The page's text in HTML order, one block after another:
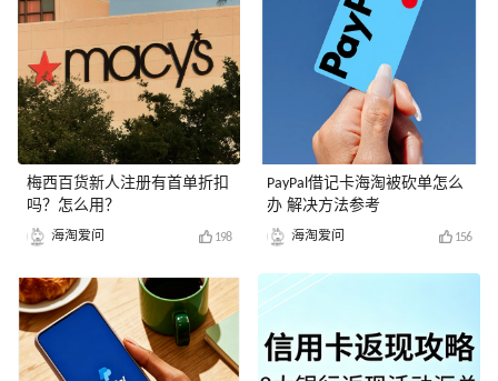
梅西百货新人注册有首单折扣
吗？怎么用？
海淘爱问 198
PayPal借记卡海淘被砍单怎么
办 解决方法参考
海淘爱问 156